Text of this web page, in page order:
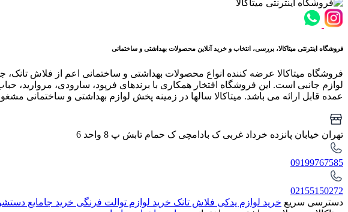
فروشگاه اینترنتی میتاکالا، بررسی، انتخاب و خرید آنلاین محصولات بهداشتی و ساختمانی
فروشگاه میتاکالا عرضه کننده انواع محصولات بهداشتی و ساختمانی اعم از فلاش
لوازم جانبی است. این فروشگاه افتخار همکاری با برندهای فرپود، سارودی، مروارید،
عمده قابل ارائه می باشد. میتاکالا سالها در زمینه پخش لوازم بهداشتی و ساختمانی
تهران خیابان پانزده خرداد غربی ک بادامچی ک حمام تابش پ 8 واحد 6
09199767585
02155150272
دسترسی سریع خرید لوازم یدکی فلاش تانک خرید لوازم توالت فرنگی خرید جامایع